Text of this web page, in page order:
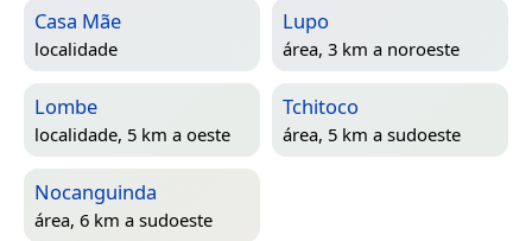
Casa Mãe
localidade
Lupo
área, 3 km a noroeste
Lombe
localidade, 5 km a oeste
Tchitoco
área, 5 km a sudoeste
Nocanguinda
área, 6 km a sudoeste